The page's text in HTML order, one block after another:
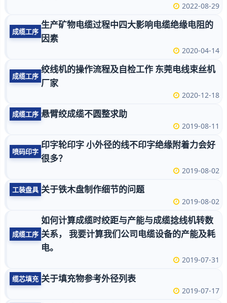
2022-08-29
成缆工序
生产矿物电缆过程中四大影响电缆绝缘电阻的
因素
2020-04-14
成缆工序
绞线机的操作流程及自检工作 东莞电线束丝机
厂家
2020-12-18
成缆工序 悬臂绞成缆不圆整求助
2019-08-11
喷码印字
印字轮印字 小外径的线不印字绝缘附着力会好
很多？
2019-08-02
工装盘具 关于铁木盘制作细节的问题
2019-08-02
成缆工序
如何计算成缆时绞距与产能与成缆捻线机转数
关系， 我要计算我们公司电缆设备的产能及耗
电。
2019-07-31
缆芯填充 关于填充物参考外径列表
2019-07-17